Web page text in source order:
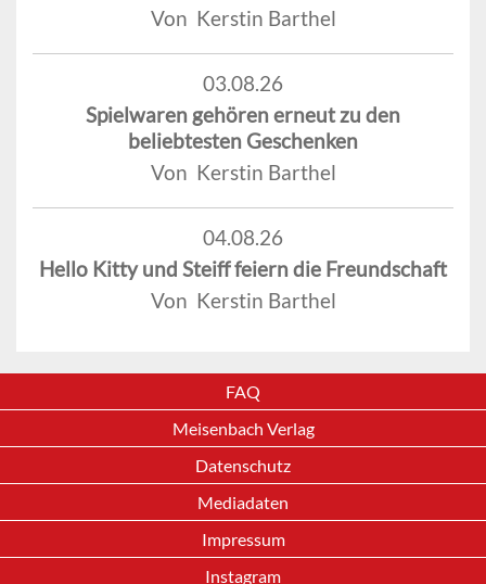
Von Kerstin Barthel
03.08.26
Spielwaren gehören erneut zu den
beliebtesten Geschenken
Von Kerstin Barthel
04.08.26
Hello Kitty und Steiff feiern die Freundschaft
Von Kerstin Barthel
FAQ
Meisenbach Verlag
Datenschutz
Mediadaten
Impressum
Instagram